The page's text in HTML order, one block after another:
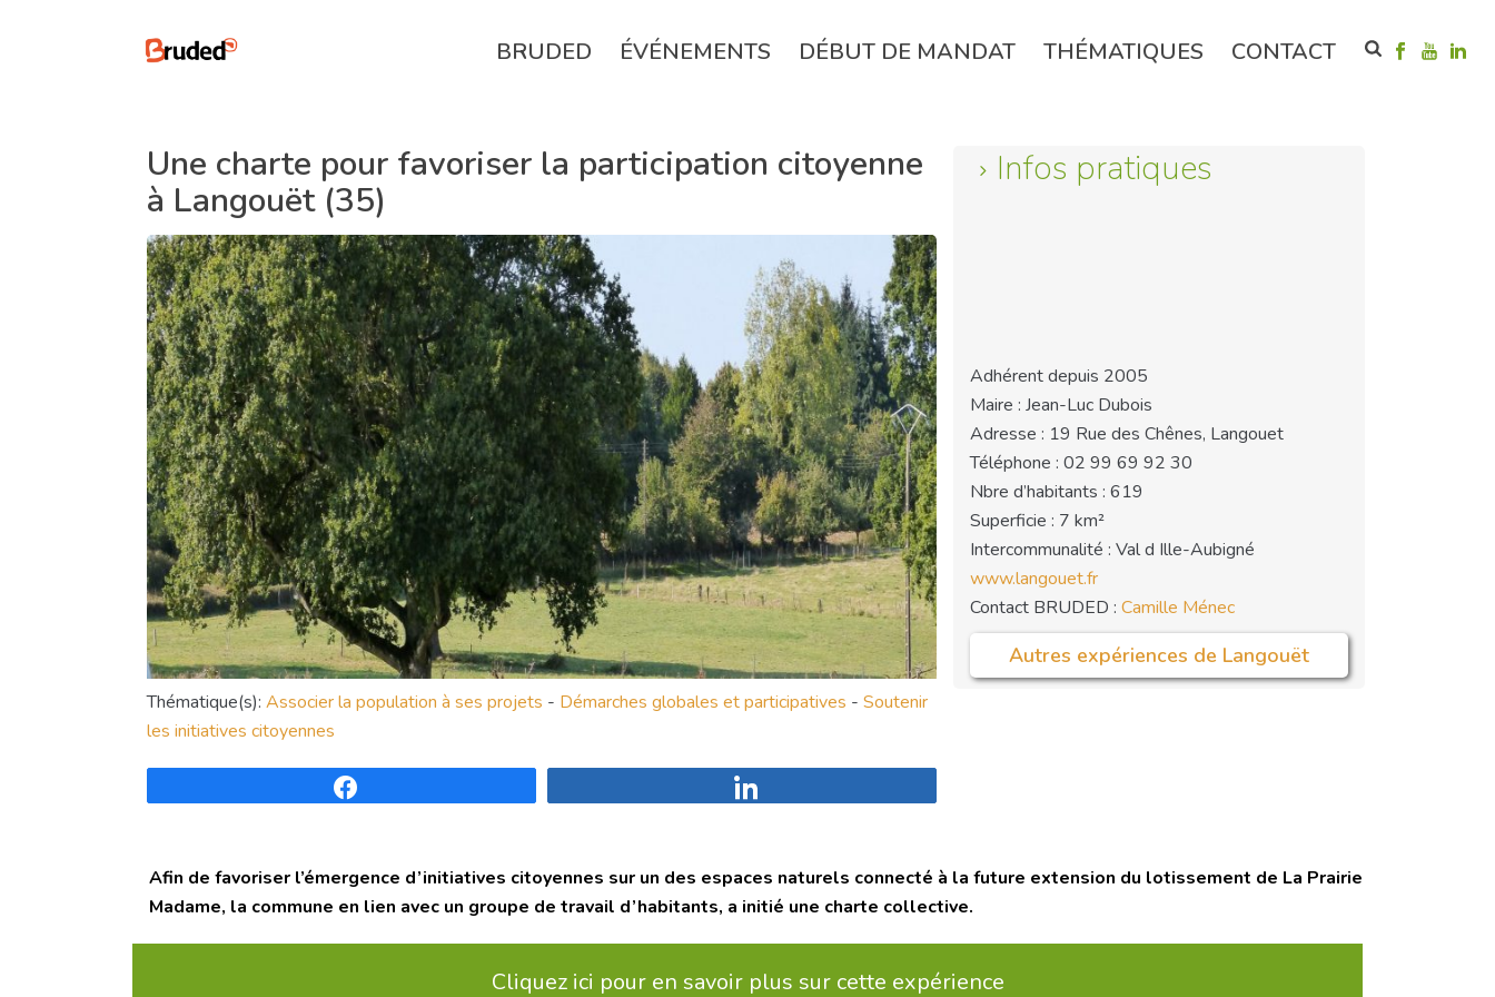
BRUDED ÉVÉNEMENTS DÉBUT DE MANDAT THÉMATIQUES CONTACT
Une charte pour favoriser la participation citoyenne
à Langouët (35)
Thématique(s): Associer la population à ses projets - Démarches globales et participatives - Soutenir
les initiatives citoyennes
Infos pratiques
Adhérent depuis 2005
Maire : Jean-Luc Dubois
Adresse : 19 Rue des Chênes, Langouet
Téléphone : 02 99 69 92 30
Nbre d’habitants : 619
Superficie : 7 km²
Intercommunalité : Val d Ille-Aubigné
www.langouet.fr
Contact BRUDED : Camille Ménec
Autres expériences de Langouët
Afin de favoriser l’émergence d’initiatives citoyennes sur un des espaces naturels connecté à la future extension du lotissement de La Prairie
Madame, la commune en lien avec un groupe de travail d’habitants, a initié une charte collective.
Cliquez ici pour en savoir plus sur cette expérience